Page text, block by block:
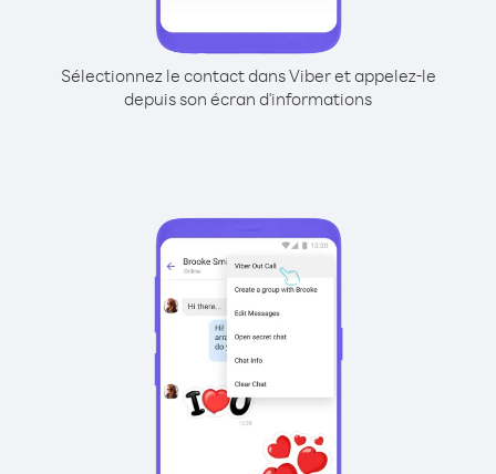
Sélectionnez le contact dans Viber et appelez-le
depuis son écran d'informations